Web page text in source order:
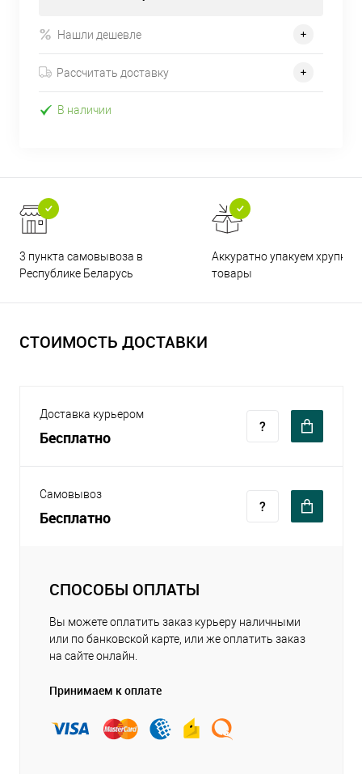
Нашли дешевле
Рассчитать доставку
В наличии
3 пункта самовывоза в
Республике Беларусь
Аккуратно упакуем хрупкие
товары
СТОИМОСТЬ ДОСТАВКИ
Доставка курьером
Бесплатно
Самовывоз
Бесплатно
СПОСОБЫ ОПЛАТЫ
Вы можете оплатить заказ курьеру наличными
или по банковской карте, или же оплатить заказ
на сайте онлайн.
Принимаем к оплате